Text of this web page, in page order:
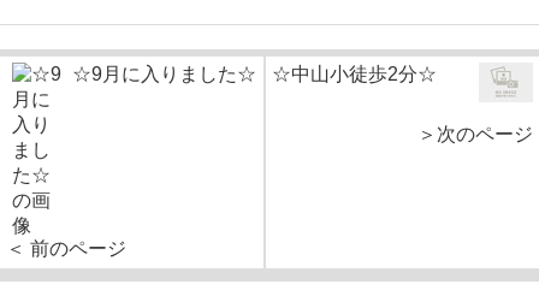
☆9月に入りました☆
＜ 前のページ
☆中山小徒歩2分☆
＞次のページ